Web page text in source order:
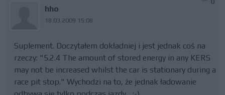
hho
18.03.2009 15:08
Suplement. Doczytałem dokładniej i jest jednak coś na
rzeczy: "5.2.4 The amount of stored energy in any KERS
may not be increased whilst the car is stationary during a
race pit stop." Wychodzi na to, że jednak ładowanie